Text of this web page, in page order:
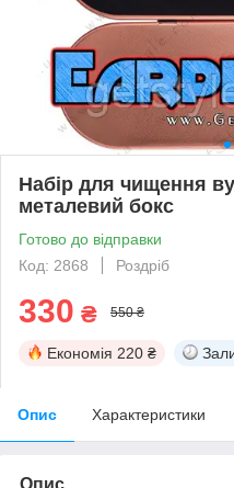
Набір для чищення
металевий бокс
Готово до відправки
Код: 2868
Роздріб
330 ₴ 550 ₴
Економія 220 ₴
Опис Характеристики
Опис